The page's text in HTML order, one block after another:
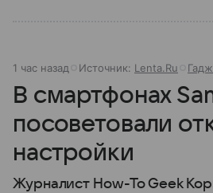
1 час назад Источник: Lenta.Ru
В смартфонах
посоветовали
настройки
Журналист How-To Geek